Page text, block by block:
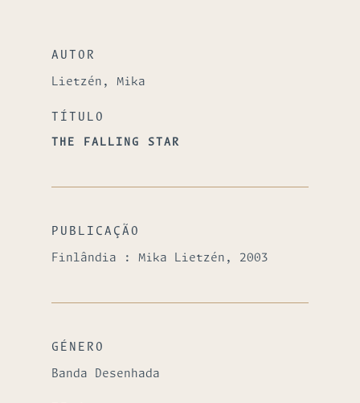
AUTOR
Lietzén, Mika
TÍTULO
THE FALLING STAR
PUBLICAÇÃO
Finlândia : Mika Lietzén, 2003
GÉNERO
Banda Desenhada